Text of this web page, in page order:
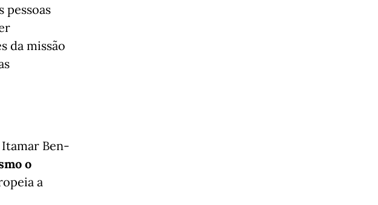
da missão
Ben-
o
a